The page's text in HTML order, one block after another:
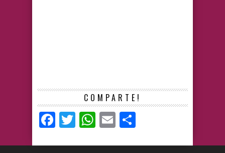
COMPARTE!
Facebook
TwitterWhatsApp
Email